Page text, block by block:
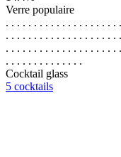
Verre populaire
. . . . . . . . . . . . . . . . . . . .
. . . . . . . . . . . . . . . . . . . .
. . . . . . . . . . . . . . . . . . . .
. . . . . . . . . . . . . .
Cocktail glass
5 cocktails